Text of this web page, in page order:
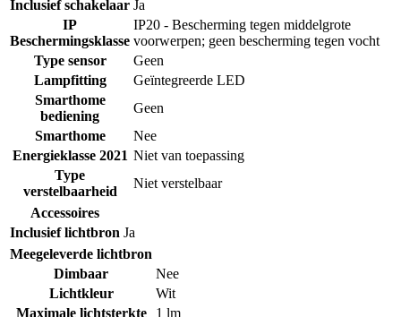
Inclusief schakelaar Ja
IP
Beschermingsklasse
IP20 - Bescherming tegen middelgrote
voorwerpen; geen bescherming tegen vocht
Type sensor
Geen
Lampfitting
Geïntegreerde LED
Smarthome
bediening
Geen
Smarthome
Nee
Energieklasse 2021 Niet van toepassing
Type
verstelbaarheid
Niet verstelbaar
Accessoires
Inclusief lichtbron Ja
Meegeleverde lichtbron
Dimbaar
Nee
Lichtkleur
Wit
Maximale lichtsterkte
1 lm